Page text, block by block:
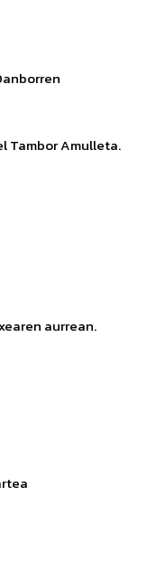
Tambor Amulleta.
aurrean.